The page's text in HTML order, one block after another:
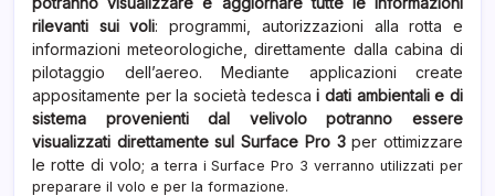
rilevanti sui voli: programmi, autorizzazioni alla rotta e
informazioni meteorologiche, direttamente dalla cabina di
pilotaggio dell’aereo. Mediante applicazioni create
appositamente per la società tedescai dati ambientali e di
sistema provenienti dal velivolo potranno essere
visualizzati direttamente sul Surface Pro 3per ottimizzare
le rotte di volo; a terra i Surface Pro 3 verranno utilizzati per
preparare il volo e per la formazione.